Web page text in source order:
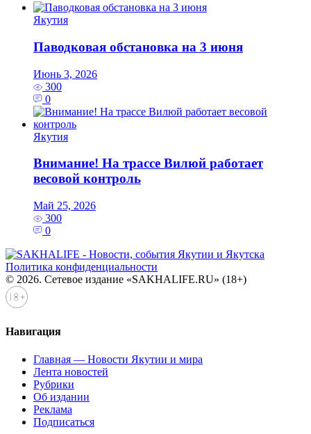
Якутия
Паводковая обстановка на 3 июня
Июнь 3, 2026
300
0
Якутия
Внимание! На трассе Вилюй работает
весовой контроль
Май 25, 2026
300
0
Политика конфиденциальности
© 2026. Сетевое издание «SAKHALIFE.RU» (18+)
Навигация
Главная — Новости Якутии и мира
Лента новостей
Рубрики
Об издании
Реклама
Подписаться